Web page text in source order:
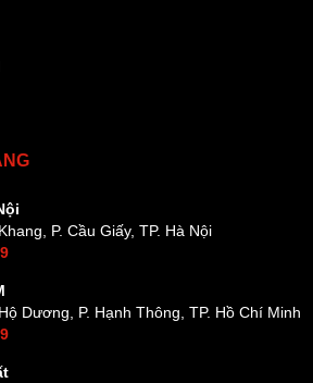
P. Cầu Giấy, TP. Hà Nội
Dương, P. Hạnh Thông, TP. Hồ Chí Minh